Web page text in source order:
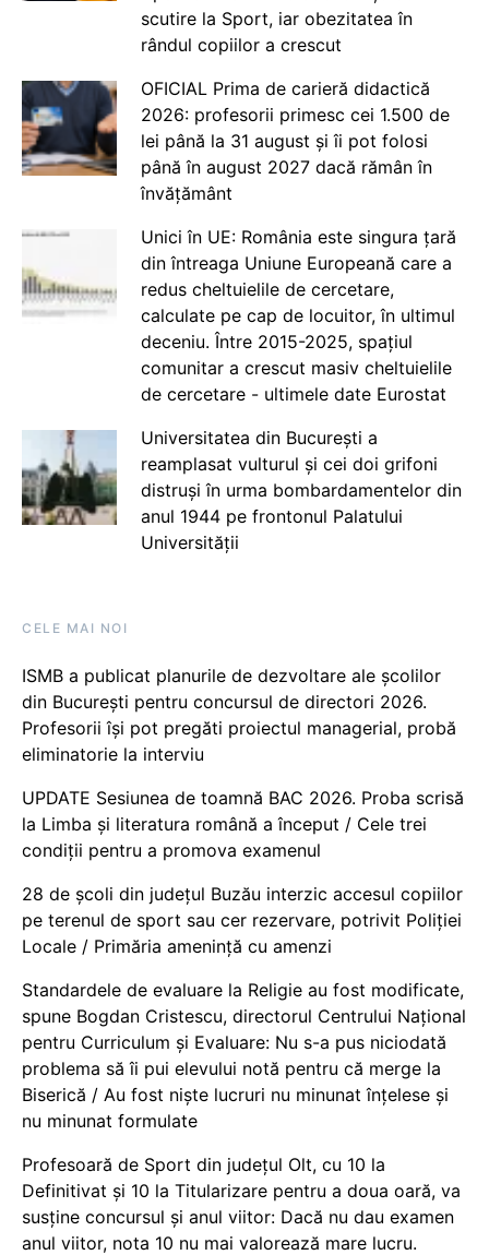
scutire la Sport, iar obezitatea în
rândul copiilor a crescut
OFICIAL Prima de carieră didactică
2026: profesorii primesc cei 1.500 de
lei până la 31 august și îi pot folosi
până în august 2027 dacă rămân în
învățământ
Unici în UE: România este singura țară
din întreaga Uniune Europeană care a
redus cheltuielile de cercetare,
calculate pe cap de locuitor, în ultimul
deceniu. Între 2015-2025, spațiul
comunitar a crescut masiv cheltuielile
de cercetare - ultimele date Eurostat
Universitatea din București a
reamplasat vulturul și cei doi grifoni
distruși în urma bombardamentelor din
anul 1944 pe frontonul Palatului
Universității
CELE MAI NOI
ISMB a publicat planurile de dezvoltare ale școlilor
din București pentru concursul de directori 2026.
Profesorii își pot pregăti proiectul managerial, probă
eliminatorie la interviu
UPDATE Sesiunea de toamnă BAC 2026. Proba scrisă
la Limba și literatura română a început / Cele trei
condiții pentru a promova examenul
28 de școli din județul Buzău interzic accesul copiilor
pe terenul de sport sau cer rezervare, potrivit Poliției
Locale / Primăria amenință cu amenzi
Standardele de evaluare la Religie au fost modificate,
spune Bogdan Cristescu, directorul Centrului Național
pentru Curriculum și Evaluare: Nu s-a pus niciodată
problema să îi pui elevului notă pentru că merge la
Biserică / Au fost niște lucruri nu minunat înțelese și
nu minunat formulate
Profesoară de Sport din județul Olt, cu 10 la
Definitivat și 10 la Titularizare pentru a doua oară, va
susține concursul și anul viitor: Dacă nu dau examen
anul viitor, nota 10 nu mai valorează mare lucru.